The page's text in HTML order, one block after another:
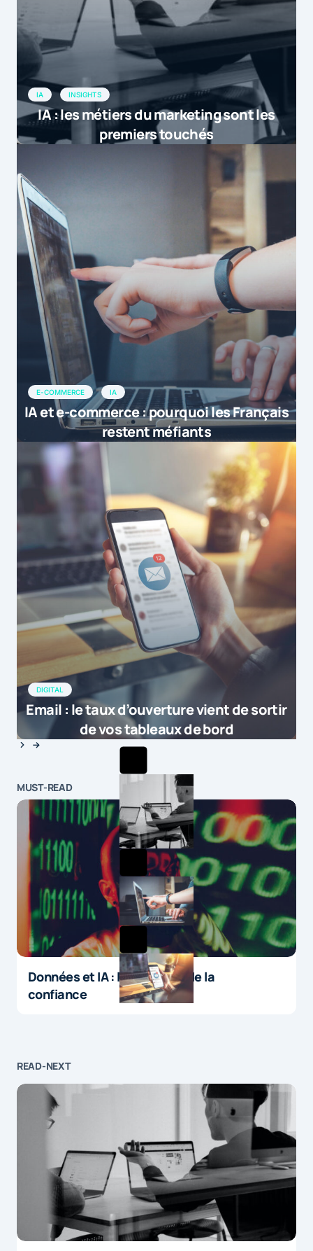
IA INSIGHTS
IA : les métiers du marketing sont les
premiers touchés
E-COMMERCE IA
IA et e-commerce : pourquoi les Français
restent méfiants
DIGITAL
Email : le taux d’ouverture vient de sortir
de vos tableaux de bord
MUST-READ
Données et IA : le paradoxe de la
confiance
READ-NEXT